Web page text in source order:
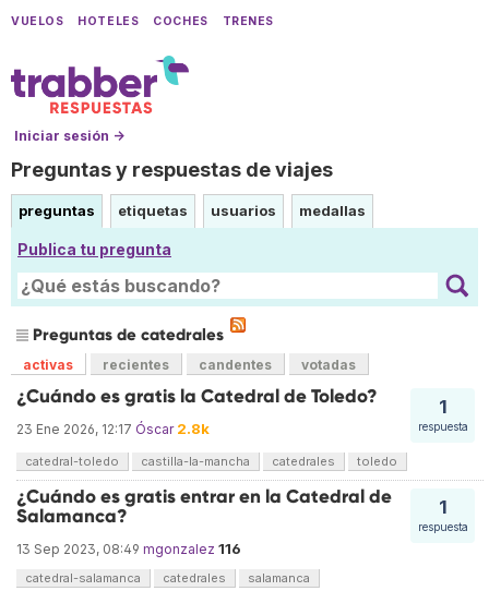
VUELOS HOTELES COCHES TRENES
Iniciar sesión →
Preguntas y respuestas de viajes
preguntas etiquetas usuarios medallas
Publica tu pregunta
Preguntas de catedrales
activas recientes candentes votadas
1
respuesta
¿Cuándo es gratis la Catedral de Toledo?
23 Ene 2026, 12:17 Óscar 2.8k
catedral-toledo castilla-la-mancha catedrales toledo
1
respuesta
¿Cuándo es gratis entrar en la Catedral de
Salamanca?
13 Sep 2023, 08:49 mgonzalez 116
catedral-salamanca catedrales salamanca